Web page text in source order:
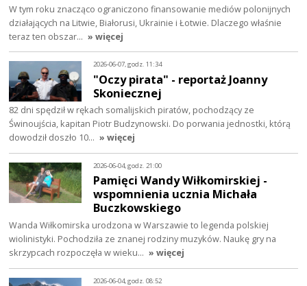
W tym roku znacząco ograniczono finansowanie mediów polonijnych
działających na Litwie, Białorusi, Ukrainie i Łotwie. Dlaczego właśnie
teraz ten obszar… » więcej
2026-06-07, godz. 11:34
"Oczy pirata" - reportaż Joanny
Skoniecznej
82 dni spędził w rękach somalijskich piratów, pochodzący ze
Świnoujścia, kapitan Piotr Budzynowski. Do porwania jednostki, którą
dowodził doszło 10… » więcej
2026-06-04, godz. 21:00
Pamięci Wandy Wiłkomirskiej -
wspomnienia ucznia Michała
Buczkowskiego
Wanda Wiłkomirska urodzona w Warszawie to legenda polskiej
wiolinistyki. Pochodziła ze znanej rodziny muzyków. Naukę gry na
skrzypcach rozpoczęła w wieku… » więcej
2026-06-04, godz. 08:52